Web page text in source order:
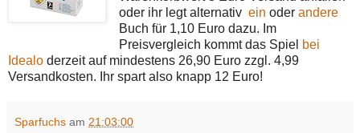
oder ihr legt alternativ ein oder andere
Buch für 1,10 Euro dazu. Im
Preisvergleich kommt das Spiel bei
Idealo derzeit auf mindestens 26,90 Euro zzgl. 4,99
Versandkosten. Ihr spart also knapp 12 Euro!
Sparfuchs am 21:03:00